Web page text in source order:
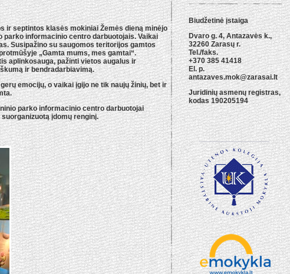
septintos klasės mokiniai Žemės dieną minėjo
parko informacinio centro darbuotojais. Vaikai
Susipažino su saugomos teritorijos gamtos
„Gamta mums, mes gamtai“.
aplinkosauga, pažinti vietos augalus ir
ir bendradarbiavimą.
emocijų, o vaikai įgijo ne tik naujų žinių, bet ir
parko informacinio centro darbuotojai
įdomų renginį.
Biudžetinė įstaiga
Dvaro g. 4, Antazavės k.,
32260 Zarasų r.
Tel./faks.
+370 385 41418
El. p.
antazaves.mok@zarasai.lt
Juridinių asmenų registras,
kodas 190205194